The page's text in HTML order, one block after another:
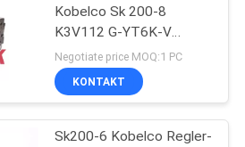
Kobelco Sk 200-8
K3V112 G-YT6K-V
FC1908144 SK250
Negotiate price MOQ:1 PC
KONTAKT
Sk200-6 Kobelco Regler-